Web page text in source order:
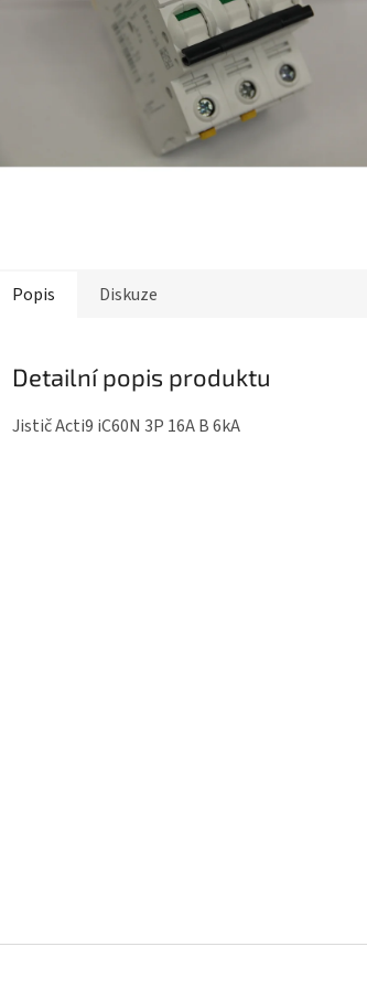
Popis Diskuze
Detailní popis produktu
Jistič Acti9 iC60N 3P 16A B 6kA